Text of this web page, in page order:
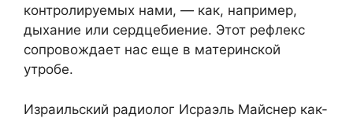
контролируемых нами, — как, например,
дыхание или сердцебиение. Этот рефлекс
сопровождает нас еще в материнской
утробе.
Израильский радиолог Исраэль Майснер как-